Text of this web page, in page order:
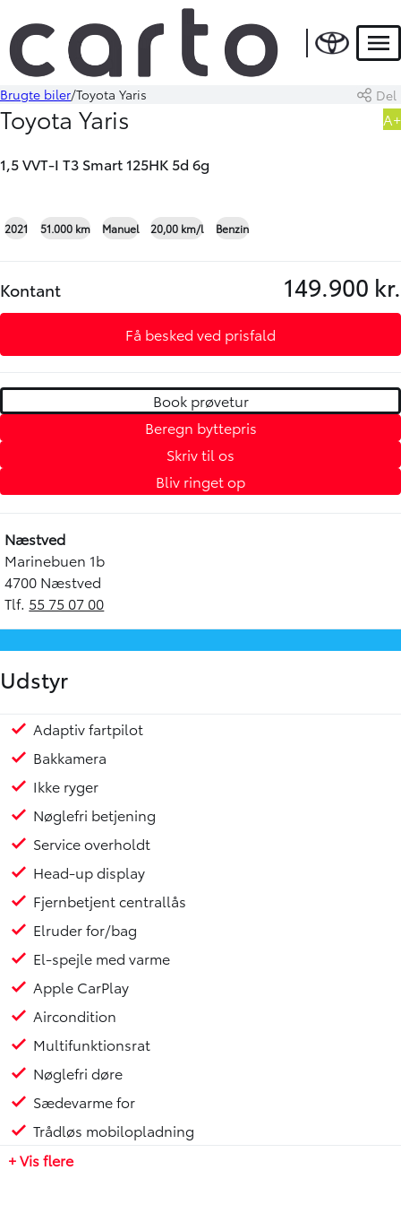
Book prøvetur Beregn byttepris
Brugte biler Toyota Yaris Del
Toyota Yaris
1,5 VVT-I T3 Smart 125HK 5d 6g
A+
2021 51.000 km Manuel 20,00 km/l Benzin
Kontant 149.900 kr.
Få besked ved prisfald
Book prøvetur
Beregn byttepris
Skriv til os
Bliv ringet op
Næstved
Marinebuen 1b
4700 Næstved
Tlf. 55 75 07 00
Udstyr
Adaptiv fartpilot
Bakkamera
Ikke ryger
Nøglefri betjening
Service overholdt
Head-up display
Fjernbetjent centrallås
Elruder for/bag
El-spejle med varme
Apple CarPlay
Aircondition
Multifunktionsrat
Nøglefri døre
Sædevarme for
Trådløs mobilopladning
Varme i rat
Fuld LED forlygter
Tågelygter
Justerbart rat
Kopholder
Armlæn
6 Airbags
Alarm
Antispin
ESP
Isofix
Startspærre
Skiltegenkendelse
Vejbaneassistent
+ Vis flere